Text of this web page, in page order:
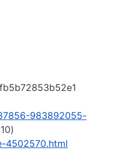
983892055-
4502570.html